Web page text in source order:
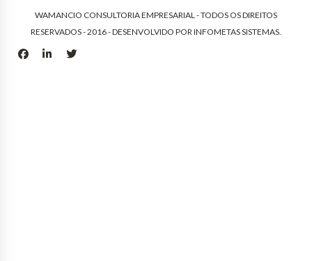
WAMANCIO CONSULTORIA EMPRESARIAL - TODOS OS DIREITOS
RESERVADOS - 2016 - DESENVOLVIDO POR INFOMETAS SISTEMAS